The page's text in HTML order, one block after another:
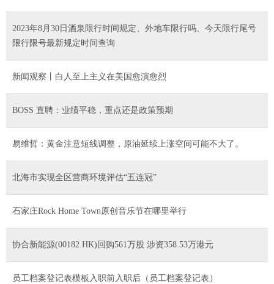
2023年8月30日酒泉限行时间规定、外地车限行吗、今天限行尾号
限行限号最新规定时间查询
新闻观察丨白人至上主义在美国愈演愈烈
BOSS 直聘：业绩平稳，重点还是政策预期
易维哲：黄金注意短线调整，原油延续上涨空间可能不大了。
北海市实现全区营商环境评估“五连冠”
石家庄Rock Home Town原创音乐节在哪里举行
协合新能源(00182.HK)回购561万股 涉资358.53万港元
员工档案登记表模板入职前入职后（员工档案登记表）